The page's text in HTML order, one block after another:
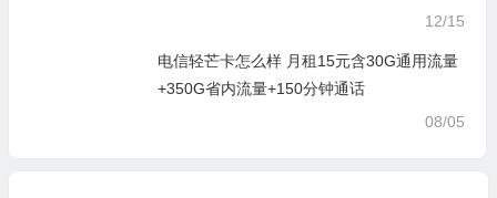
12/15
电信轻芒卡怎么样 月租15元含30G通用流量
+350G省内流量+150分钟通话
08/05